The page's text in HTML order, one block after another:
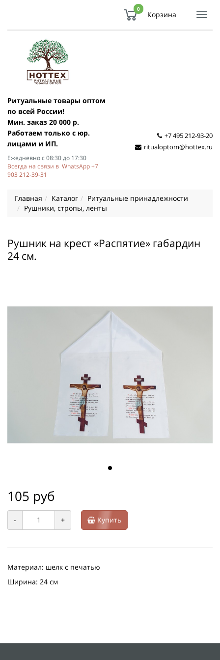
0
Корзина
Ритуальные товары оптом
по всей России!
Мин. заказ 20 000 р.
Работаем только с юр.
лицами и ИП.
Ежедневно с 08:30 до 17:30
Всегда на связи в WhatsApp +7
903 212-39-31
+7 495 212-93-20
ritualoptom@hottex.ru
Главная Каталог
Ритуальные принадлежности
Рушники, стропы, ленты
Рушник на крест «Распятие» габардин
24 см.
105 руб
- + Купить
Материал: шелк с печатью
Ширина: 24 см